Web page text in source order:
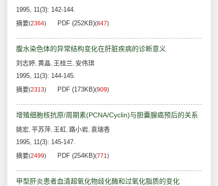
1995, 11(3): 142-144.
摘要(2364) PDF (252KB)(847)
腹水染色体的异常结构变化在肝脏疾病的诊断意义
刘志婷, 黄晶, 王桂兰, 安伟琪
1995, 11(3): 144-145.
摘要(2313) PDF (173KB)(909)
增殖细胞核抗原/周期素(PCNA/Cyclin)与胆囊腺癌预后的关系
姚宏, 平苏萍, 王虹, 路小岩, 袁瑞香
1995, 11(3): 145-147.
摘要(2499) PDF (254KB)(771)
甲型肝炎患者血清超氧化物歧化酶和过氧化脂质的变化